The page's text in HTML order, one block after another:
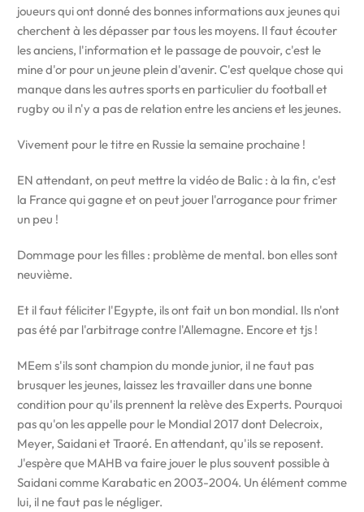
joueurs qui ont donné des bonnes informations aux jeunes qui
cherchent à les dépasser par tous les moyens. Il faut écouter
les anciens, l'information et le passage de pouvoir, c'est le
mine d'or pour un jeune plein d'avenir. C'est quelque chose qui
manque dans les autres sports en particulier du football et
rugby ou il n'y a pas de relation entre les anciens et les jeunes.
Vivement pour le titre en Russie la semaine prochaine !
EN attendant, on peut mettre la vidéo de Balic : à la fin, c'est
la France qui gagne et on peut jouer l'arrogance pour frimer
un peu !
Dommage pour les filles : problème de mental. bon elles sont
neuvième.
Et il faut féliciter l'Egypte, ils ont fait un bon mondial. Ils n'ont
pas été par l'arbitrage contre l'Allemagne. Encore et tjs !
MEem s'ils sont champion du monde junior, il ne faut pas
brusquer les jeunes, laissez les travailler dans une bonne
condition pour qu'ils prennent la relève des Experts. Pourquoi
pas qu'on les appelle pour le Mondial 2017 dont Delecroix,
Meyer, Saidani et Traoré. En attendant, qu'ils se reposent.
J'espère que MAHB va faire jouer le plus souvent possible à
Saidani comme Karabatic en 2003-2004. Un élément comme
lui, il ne faut pas le négliger.